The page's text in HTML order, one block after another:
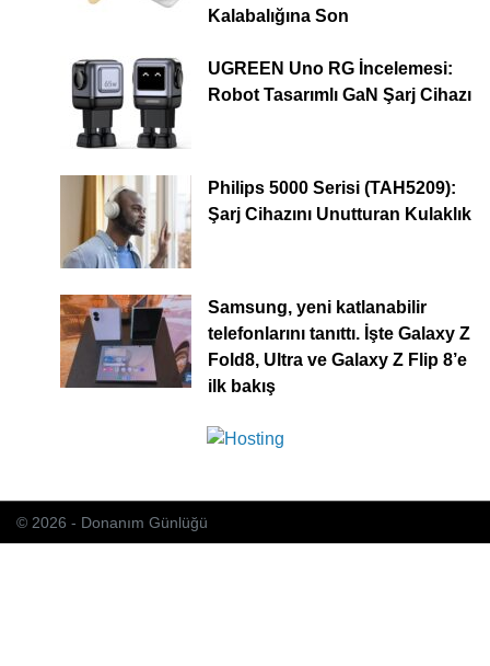
Kalabalığına Son
UGREEN Uno RG İncelemesi:
Robot Tasarımlı GaN Şarj Cihazı
Philips 5000 Serisi (TAH5209):
Şarj Cihazını Unutturan Kulaklık
Samsung, yeni katlanabilir
telefonlarını tanıttı. İşte Galaxy Z
Fold8, Ultra ve Galaxy Z Flip 8’e
ilk bakış
© 2026 - Donanım Günlüğü